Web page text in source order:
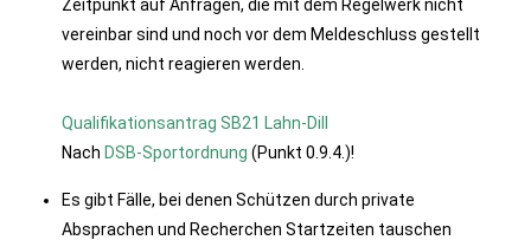
Zeitpunkt auf Anfragen, die mit dem Regelwerk nicht
vereinbar sind und noch vor dem Meldeschluss gestellt
werden, nicht reagieren werden.
Qualifikationsantrag SB21 Lahn-Dill
Nach DSB-Sportordnung (Punkt 0.9.4.)!
Es gibt Fälle, bei denen Schützen durch private
Absprachen und Recherchen Startzeiten tauschen